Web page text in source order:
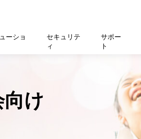
無線LAN
ーショ
セキュリテ
ィ
Net.CyberSecurity
サポー
ト
け